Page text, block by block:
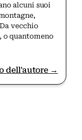
alcuni suoi
vecchio
o quantomeno
dell'autore →